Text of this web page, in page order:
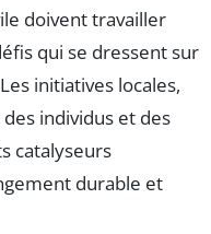
doivent travailler
qui se dressent sur
initiatives locales,
individus et des
catalyseurs
durable et